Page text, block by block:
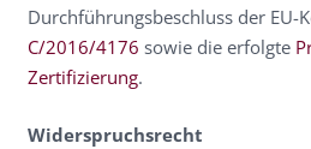
Durchführungsbeschluss der EU-
C/2016/4176 sowie die erfolgte
Zertifizierung.
Widerspruchsrecht